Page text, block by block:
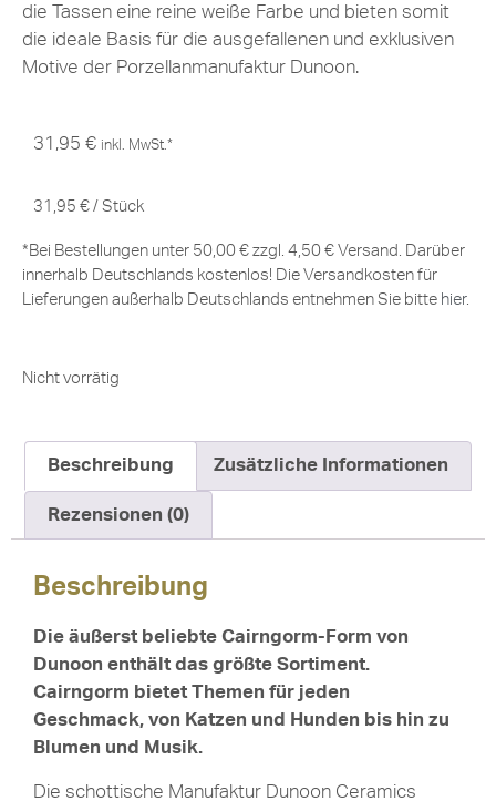
die Tassen eine reine weiße Farbe und bieten somit
die ideale Basis für die ausgefallenen und exklusiven
Motive der Porzellanmanufaktur Dunoon.
31,95 € inkl. MwSt.*
31,95 € / Stück
*Bei Bestellungen unter 50,00 € zzgl. 4,50 € Versand. Darüber
innerhalb Deutschlands kostenlos! Die Versandkosten für
Lieferungen außerhalb Deutschlands entnehmen Sie bitte hier.
Nicht vorrätig
Beschreibung Zusätzliche Informationen
Rezensionen (0)
Beschreibung
Die äußerst beliebte Cairngorm-Form von
Dunoon enthält das größte Sortiment.
Cairngorm bietet Themen für jeden
Geschmack, von Katzen und Hunden bis hin zu
Blumen und Musik.
Die schottische Manufaktur Dunoon Ceramics